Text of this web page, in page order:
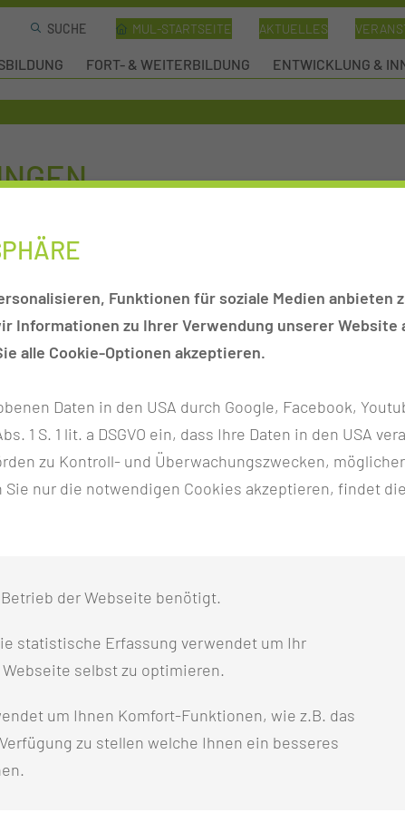
MUL-STARTSEITE AKTUELLES
FORT- & WEITERBILDUNG ENTWICKLUNG &
Monika Bauer®
Ausblick: KISS III wird
voraussichtlich vom 18. bis 19.
Funktionen für soziale Medien anbieten
Informationen zu Ihrer Verwendung unserer
alle Cookie-Optionen akzeptieren.
Daten in den USA durch Google, Facebook,
1 S. 1 lit. a DSGVO ein, dass Ihre Daten in den USA
zu Kontroll- und Überwachungszwecken,
nur die notwendigen Cookies akzeptieren, findet
der Webseite benötigt.
statistische Erfassung verwendet um Ihr
selbst zu optimieren.
um Ihnen Komfort-Funktionen, wie z.B. das
zu stellen welche Ihnen ein besseres